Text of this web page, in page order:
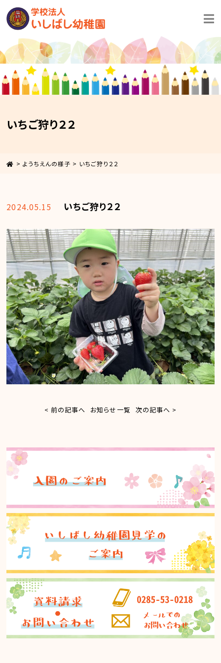
いちご狩り２２
> ようちえんの様子 > いちご狩り２２
2024.05.15 いちご狩り２２
< 前の記事へ お知らせ一覧 次の記事へ >